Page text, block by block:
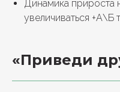
Динамика прироста
увеличиваться +А\Б
«Приведи